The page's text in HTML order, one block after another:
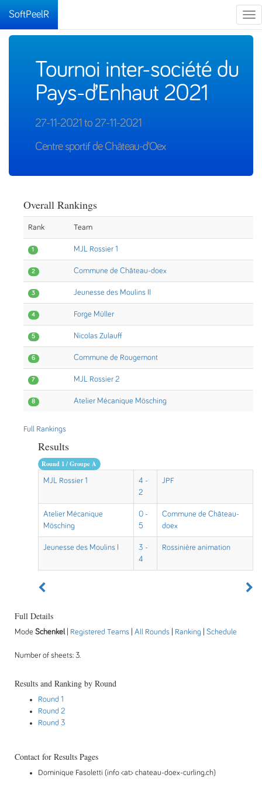
SoftPeelR
Tournoi inter-société du
Pays-d’Enhaut 2021
27-11-2021 to 27-11-2021
Centre sportif de Château-d'Oex
Overall Rankings
Rank Team
1 MJL Rossier 1
2 Commune de Château-doex
3 Jeunesse des Moulins II
4 Forge Müller
5 Nicolas Zulauff
6 Commune de Rougemont
7 MJL Rossier 2
8 Atelier Mécanique Mösching
Full Rankings
Results
Round 1 / Groupe A
MJL Rossier 1
4 -
2
JPF
Atelier Mécanique
Mösching
0 -
5
Commune de Château-
doex
Jeunesse des Moulins I
3 -
4
Rossinière animation
Full Details
Mode Schenkel Registered Teams All Rounds Ranking Schedule
Number of sheets: 3.
Results and Ranking by Round
Round 1
Round 2
Round 3
Contact for Results Pages
Dominique Fasoletti (info <at> chateau-doex-curling.ch)